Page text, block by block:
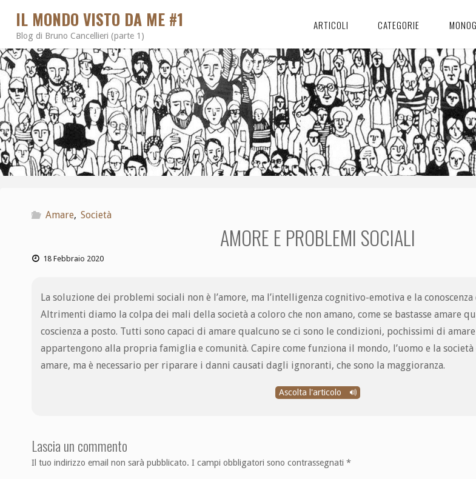
IL MONDO VISTO DA ME #1
Blog di Bruno Cancellieri (parte 1)
ARTICOLI CATEGORIE
Amare, Società
AMORE E PROBLEMI SOCIALI
18 Febbraio 2020
La soluzione dei problemi sociali non è l’amore, ma l’intelligenza cognitivo-emotiva e la
Altrimenti diamo la colpa dei mali della società a coloro che non amano, come se bastasse amare
coscienza a posto. Tutti sono capaci di amare qualcuno se ci sono le condizioni, pochissimi di
appartengono alla propria famiglia e comunità. Capire come funziona il mondo, l’uomo e la
amare, ma è necessario per riparare i danni causati dagli ignoranti, che sono la maggioranza.
Ascolta l'articolo
Lascia un commento
Il tuo indirizzo email non sarà pubblicato. I campi obbligatori sono contrassegnati*